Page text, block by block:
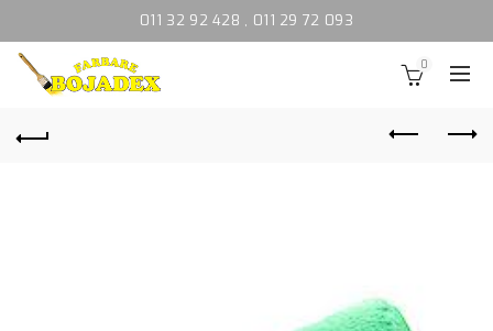
011 32 92 428 , 011 29 72 093
0